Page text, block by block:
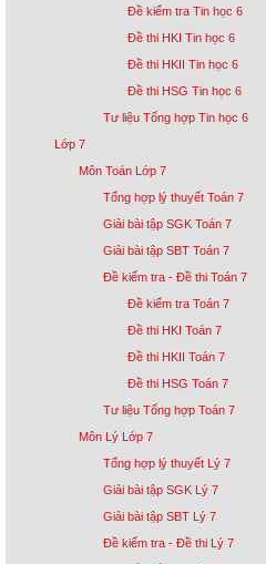
Đề kiểm tra Tin học 6
Đề thi HKI Tin học 6
Đề thi HKII Tin học 6
Đề thi HSG Tin học 6
Tư liệu Tổng hợp Tin học 6
Lớp 7
Môn Toán Lớp 7
Tổng hợp lý thuyết Toán 7
Giải bài tập SGK Toán 7
Giải bài tập SBT Toán 7
Đề kiểm tra - Đề thi Toán 7
Đề kiểm tra Toán 7
Đề thi HKI Toán 7
Đề thi HKII Toán 7
Đề thi HSG Toán 7
Tư liệu Tổng hợp Toán 7
Môn Lý Lớp 7
Tổng hợp lý thuyết Lý 7
Giải bài tập SGK Lý 7
Giải bài tập SBT Lý 7
Đề kiểm tra - Đề thi Lý 7